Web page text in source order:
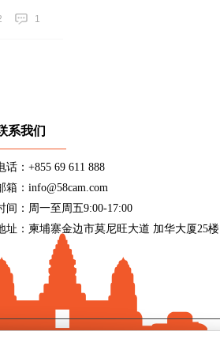
1
系我们
话：+855 69 611 888
箱：info@58cam.com
间：周一至周五9:00-17:00
址：柬埔寨金边市莫尼旺大道 加华大厦25楼